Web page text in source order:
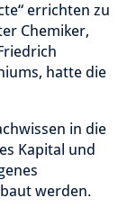
errichten zu
Chemiker,
hatte die
in die
Kapital und
werden.